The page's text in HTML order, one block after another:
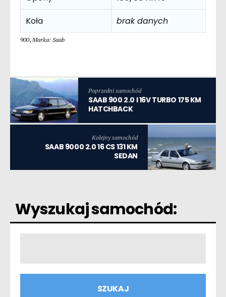
Koła
brak danych
900, Marka: Saab
Poprzedni samochód
SAAB 900 2.0 I 16V TURBO 175 KM
HATCHBACK
Kolejny samochód
SAAB 9000 2.0 16 CS 131 KM
SEDAN
Wyszukaj samochód: